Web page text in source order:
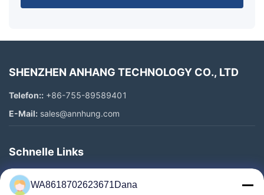
SHENZHEN ANHANG TECHNOLOGY CO., LTD
Telefon:: +86-755-89589401
E-Mail: sales@annhung.com
Schnelle Links
Zu Hause
Produkte
WA8618702623671Dana